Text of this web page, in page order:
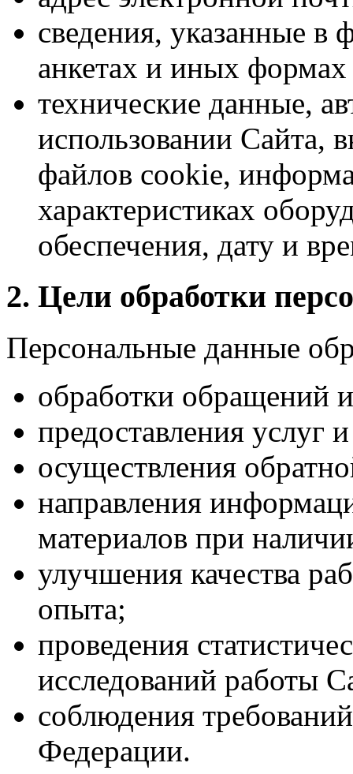
сведения, указанные в
анкетах и иных
технические данные,
использовании Сайта,
файлов cookie,
характеристиках
обеспечения, дату и
2. Цели обработки
Персональные данные
обработки обращений и
предоставления услуг
осуществления
направления
материалов при
улучшения качества
опыта;
проведения
исследований работы
соблюдения
Федерации.